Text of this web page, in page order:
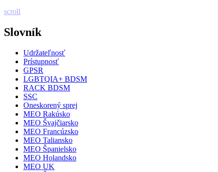
scroll
Slovník
Udržateľnosť
Prístupnosť
GPSR
LGBTQIA+ BDSM
RACK BDSM
SSC
Oneskorený sprej
MEO Rakúsko
MEO Švajčiarsko
MEO Francúzsko
MEO Taliansko
MEO Španielsko
MEO Holandsko
MEO UK